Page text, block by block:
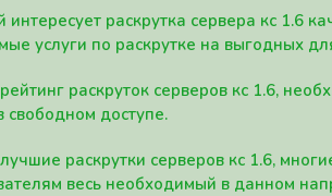
раскрутка сервера кс 1.6
услуги по раскрутке на выгодных
раскруток серверов кс 1.6,
свободном доступе.
раскрутки серверов кс 1.6,
весь необходимый в данном